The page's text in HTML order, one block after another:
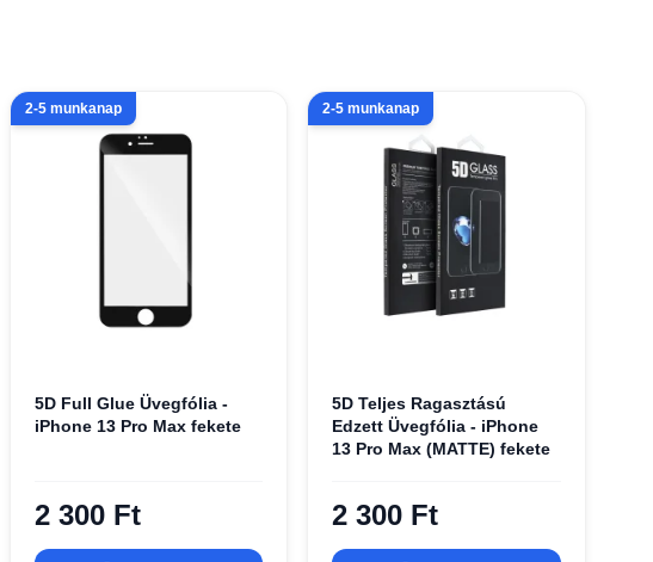
2-5 munkanap
5D Full Glue Üvegfólia -
iPhone 13 Pro Max fekete
2 300 Ft
2-5 munkanap
5D Teljes Ragasztású
Edzett Üvegfólia - iPhone
13 Pro Max (MATTE) fekete
2 300 Ft